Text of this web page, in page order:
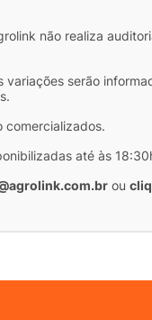
não realiza
serão
comercializados.
até às
ou